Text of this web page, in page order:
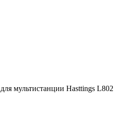
мультистанции Hasttings L802